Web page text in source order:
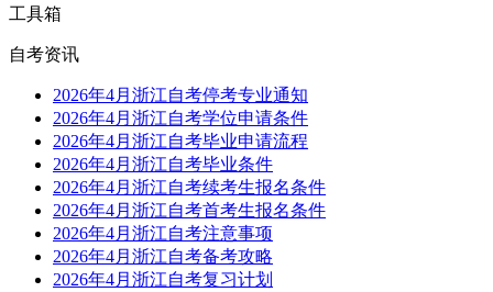
工具箱
自考资讯
2026年4月浙江自考停考专业通知
2026年4月浙江自考学位申请条件
2026年4月浙江自考毕业申请流程
2026年4月浙江自考毕业条件
2026年4月浙江自考续考生报名条件
2026年4月浙江自考首考生报名条件
2026年4月浙江自考注意事项
2026年4月浙江自考备考攻略
2026年4月浙江自考复习计划